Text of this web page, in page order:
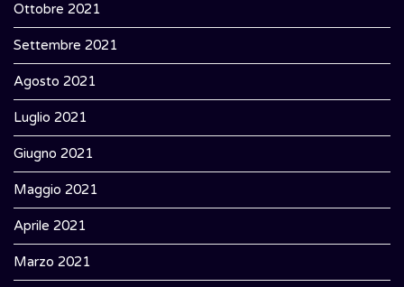
Ottobre 2021
Settembre 2021
Agosto 2021
Luglio 2021
Giugno 2021
Maggio 2021
Aprile 2021
Marzo 2021